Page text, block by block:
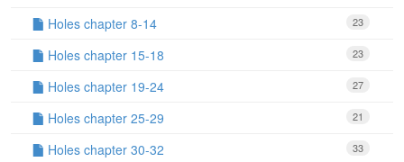
23
Holes chapter 8-14
23
Holes chapter 15-18
27
Holes chapter 19-24
21
Holes chapter 25-29
33
Holes chapter 30-32